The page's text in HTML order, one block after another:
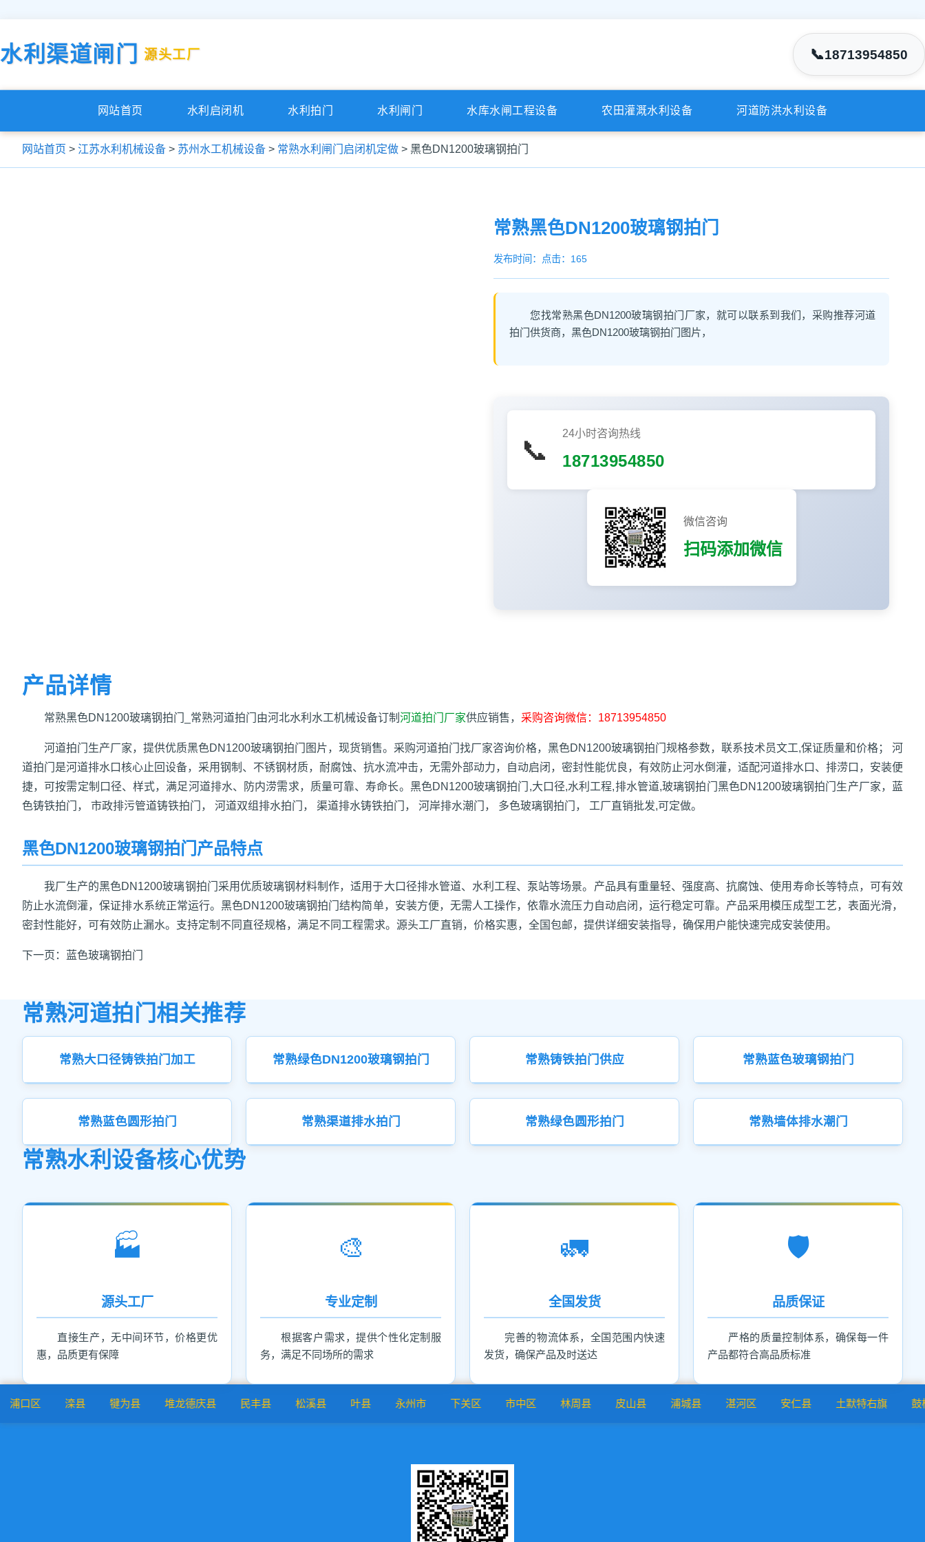
水利渠道闸门 源头工厂 📞18713954850
网站首页 水利启闭机 水利拍门 水利闸门 水库水闸工程设备 农田灌溉水利设备 河道防洪水利设备
网站首页 > 江苏水利机械设备 > 苏州水工机械设备 > 常熟水利闸门启闭机定做 > 黑色DN1200玻璃钢拍门
常熟黑色DN1200玻璃钢拍门
发布时间： 点击：165
您找常熟黑色DN1200玻璃钢拍门厂家，就可以联系到我们，采购推荐河道
拍门供货商，黑色DN1200玻璃钢拍门图片，
📞
24小时咨询热线
18713954850
微信咨询
扫码添加微信
产品详情
常熟黑色DN1200玻璃钢拍门_常熟河道拍门由河北水利水工机械设备订制 河道拍门厂家供应销售， 采购咨询微信：18713954850
河道拍门生产厂家，提供优质黑色DN1200玻璃钢拍门图片，现货销售。采购河道拍门找厂家咨询价格，黑色DN1200玻璃钢拍门规格参数，联系技术员文工,保证质量和价格； 河
道拍门是河道排水口核心止回设备，采用钢制、不锈钢材质，耐腐蚀、抗水流冲击，无需外部动力，自动启闭，密封性能优良，有效防止河水倒灌，适配河道排水口、排涝口，安装便
捷，可按需定制口径、样式，满足河道排水、防内涝需求，质量可靠、寿命长。黑色DN1200玻璃钢拍门,大口径,水利工程,排水管道,玻璃钢拍门黑色DN1200玻璃钢拍门生产厂家，蓝
色铸铁拍门， 市政排污管道铸铁拍门， 河道双组排水拍门， 渠道排水铸铁拍门， 河岸排水潮门， 多色玻璃钢拍门， 工厂直销批发,可定做。
黑色DN1200玻璃钢拍门产品特点
我厂生产的黑色DN1200玻璃钢拍门采用优质玻璃钢材料制作，适用于大口径排水管道、水利工程、泵站等场景。产品具有重量轻、强度高、抗腐蚀、使用寿命长等特点，可有效
防止水流倒灌，保证排水系统正常运行。黑色DN1200玻璃钢拍门结构简单，安装方便，无需人工操作，依靠水流压力自动启闭，运行稳定可靠。产品采用模压成型工艺，表面光滑，
密封性能好，可有效防止漏水。支持定制不同直径规格，满足不同工程需求。源头工厂直销，价格实惠，全国包邮，提供详细安装指导，确保用户能快速完成安装使用。
下一页： 蓝色玻璃钢拍门
常熟河道拍门相关推荐
常熟大口径铸铁拍门加工 常熟绿色DN1200玻璃钢拍门 常熟铸铁拍门供应 常熟蓝色玻璃钢拍门
常熟蓝色圆形拍门 常熟渠道排水拍门 常熟绿色圆形拍门 常熟墙体排水潮门
常熟水利设备核心优势
🏭
源头工厂
直接生产，无中间环节，价格更优
惠，品质更有保障
🎨
专业定制
根据客户需求，提供个性化定制服
务，满足不同场所的需求
🚛
全国发货
完善的物流体系，全国范围内快速
发货，确保产品及时送达
🛡️
品质保证
严格的质量控制体系，确保每一件
产品都符合高品质标准
滦县 犍为县 堆龙德庆县 民丰县 松溪县 叶县 永州市 下关区 市中区 林周县 皮山县 浦城县 湛河区 安仁县 土默特右旗 鼓楼区